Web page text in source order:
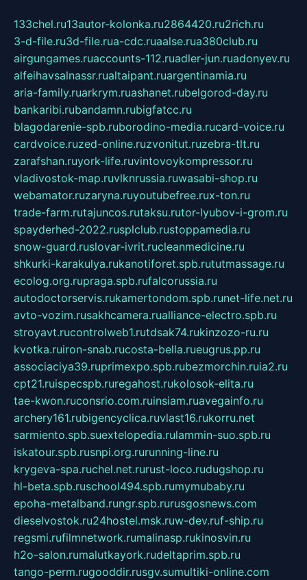
133chel.ru13autor-kolonka.ru2864420.ru2rich.ru
3-d-file.ru3d-file.rua-cdc.ruaalse.rua380club.ru
airgungames.ruaccounts-112.ruadler-jun.ruadonyev.ru
alfeihavsalnassr.rualtaipant.ruargentinamia.ru
aria-family.ruarkrym.ruashanet.rubelgorod-day.ru
bankaribi.rubandamn.rubigfatcc.ru
blagodarenie-spb.ruborodino-media.rucard-voice.ru
cardvoice.ruzed-online.ruzvonitut.ruzebra-tlt.ru
zarafshan.ruyork-life.ruvintovoykompressor.ru
vladivostok-map.ruvlknrussia.ruwasabi-shop.ru
webamator.ruzaryna.ruyoutubefree.rux-ton.ru
trade-farm.rutajuncos.rutaksu.rutor-lyubov-i-grom.ru
spayderhed-2022.rusplclub.rustoppamedia.ru
snow-guard.ruslovar-ivrit.rucleanmedicine.ru
shkurki-karakulya.rukanotiforet.spb.rututmassage.ru
ecolog.org.rupraga.spb.rufalcorussia.ru
autodoctorservis.rukamertondom.spb.runet-life.net.ru
avto-vozim.rusakhcamera.rualliance-electro.spb.ru
stroyavt.rucontrolweb1.rutdsak74.rukinzozo-ru.ru
kvotka.ruiron-snab.rucosta-bella.rueugrus.pp.ru
associaciya39.ruprimexpo.spb.rubezmorchin.ruia2.ru
cpt21.ruispecspb.ruregahost.rukolosok-elita.ru
tae-kwon.ruconsrio.com.ruinsiam.ruavegainfo.ru
archery161.rubigencyclica.ruvlast16.rukorru.net
sarmiento.spb.suextelopedia.rulammin-suo.spb.ru
iskatour.spb.rusnpi.org.rurunning-line.ru
krygeva-spa.ruchel.net.rurust-loco.rudugshop.ru
hl-beta.spb.ruschool494.spb.rumymubaby.ru
epoha-metalband.rungr.spb.rurusgosnews.com
dieselvostok.ru24hostel.msk.ruw-dev.ruf-ship.ru
regsmi.rufilmnetwork.rumalinasp.rukinosvin.ru
h2o-salon.rumalutkayork.rudeltaprim.spb.ru
tango-perm.rugooddir.rusgv.sumultiki-online.com